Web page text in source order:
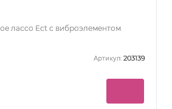
лассо Ect с виброэлементом
Артикул: 203139